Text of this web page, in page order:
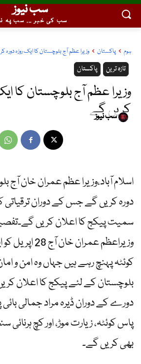
سب نیوز
سب کی خبر ... سب پہ
ہوم پاکستان وزیرا عظم آج بلوچستان کا ایک روزہ دورہ
پاکستان تازہ ترین
وزیرا عظم آج بلوچستان کا
کریں گے
سب نیوز
اسلام آباد،وزیرا عظم عمران خان آج
دورہ کریں گے جس کے دوران ترقیاتی
سمیت پیکج کا اعلان کریں
وزیراعظم عمران
کوئٹہ پہنچ رہے ہیں جہاں وہ امن و
بلوچستان کے لئے پیکج کا اعلان
دورے کے دوران ڈیرہ مراد جمالی
پاس کوئٹہ، زیارت موڑ، اور کچ ہرنائی
بھی کریں گے۔